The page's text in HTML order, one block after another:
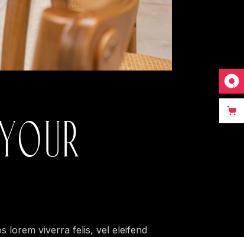
lorem viverra felis, vel eleifend